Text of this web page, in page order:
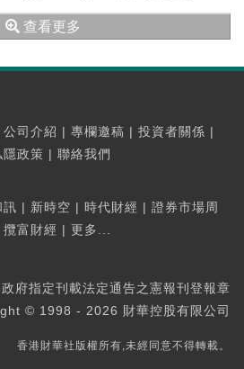
查看更多
公司介紹 | 專欄邀稿 | 投資者關係 |
隱政策 | 聯絡我們
訊 | 新時空 | 時代財經 | 證券市場周
攬富財經 | 更多...
府指定刊載法定通告之憲報刊登報章
© 1998 - 2026 財華控股有限公司
香港財華社版權所有,未經同意不得轉載。